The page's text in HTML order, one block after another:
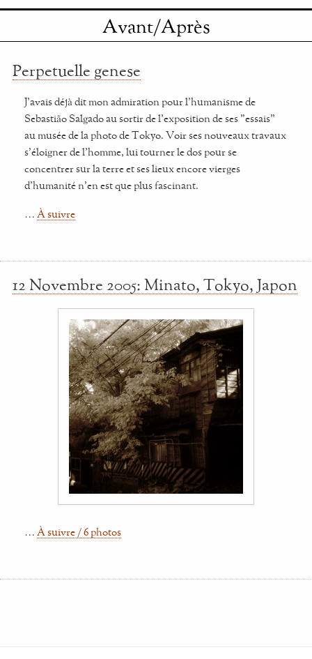
Avant/Après
Perpetuelle genese
J'avais déjà dit mon admiration pour l'humanisme de
Sebastião Salgado au sortir de l'exposition de ses "essais"
au musée de la photo de Tokyo. Voir ses nouveaux travaux
s'éloigner de l'homme, lui tourner le dos pour se
concentrer sur la terre et ses lieux encore vierges
d'humanité n'en est que plus fascinant.
… À suivre
12 Novembre 2005: Minato, Tokyo, Japon
… À suivre / 6 photos